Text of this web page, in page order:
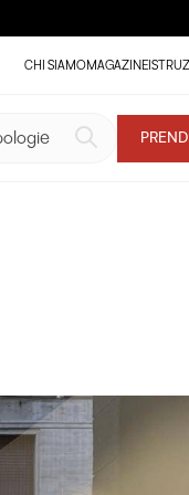
CHI SIAMOMAGAZINE